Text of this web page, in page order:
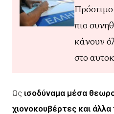
πιο
κάνουν
στο
Ως ισοδύναμα μέσα
χιονοκουβέρτες και